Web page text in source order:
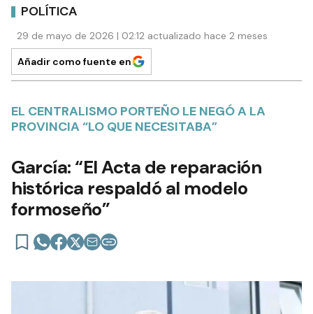
POLÍTICA
29 de mayo de 2026 | 02:12 actualizado hace 2 meses
Añadir como fuente en
EL CENTRALISMO PORTEÑO LE NEGÓ A LA
PROVINCIA “LO QUE NECESITABA”
García: “El Acta de reparación
histórica respaldó al modelo
formoseño”